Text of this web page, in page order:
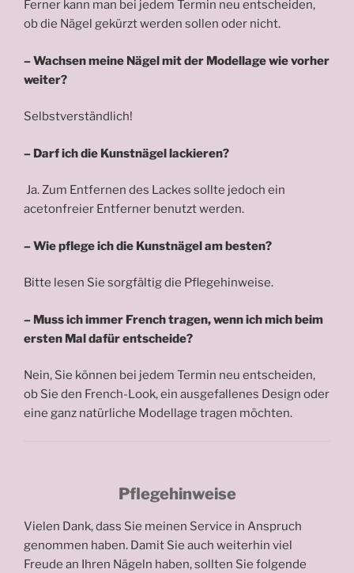
Ferner kann man bei jedem Termin neu entscheiden,
ob die Nägel gekürzt werden sollen oder nicht.
– Wachsen meine Nägel mit der Modellage wie vorher
weiter?
Selbstverständlich!
– Darf ich die Kunstnägel lackieren?
Ja. Zum Entfernen des Lackes sollte jedoch ein
acetonfreier Entferner benutzt werden.
– Wie pflege ich die Kunstnägel am besten?
Bitte lesen Sie sorgfältig die Pflegehinweise.
– Muss ich immer French tragen, wenn ich mich beim
ersten Mal dafür entscheide?
Nein, Sie können bei jedem Termin neu entscheiden,
ob Sie den French-Look, ein ausgefallenes Design oder
eine ganz natürliche Modellage tragen möchten.
Pflegehinweise
Vielen Dank, dass Sie meinen Service in Anspruch
genommen haben. Damit Sie auch weiterhin viel
Freude an Ihren Nägeln haben, sollten Sie folgende